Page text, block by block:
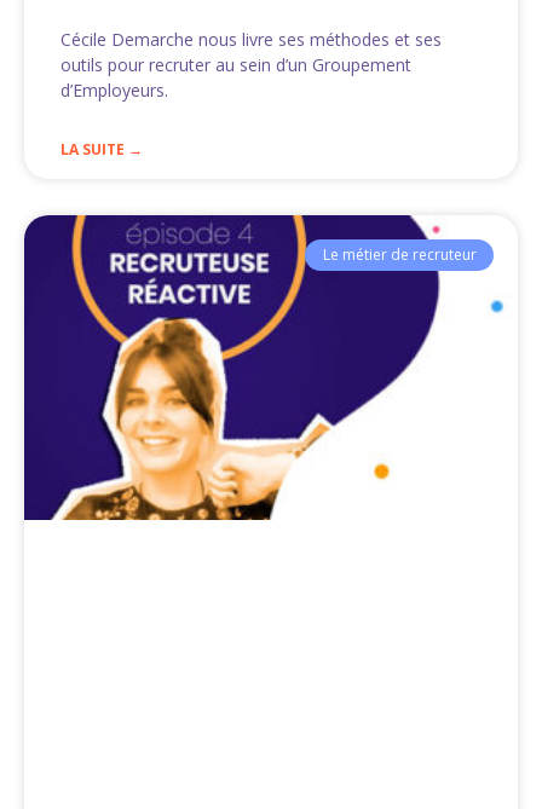
Cécile Demarche nous livre ses méthodes et ses
outils pour recruter au sein d’un Groupement
d’Employeurs.
LA SUITE →
Le métier de recruteur